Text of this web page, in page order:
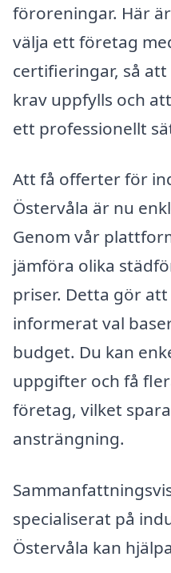
föroreningar. Här
välja ett företag
certifieringar, så
krav uppfylls och
ett professionellt
Att få offerter för
Östervåla är nu
Genom vår
jämföra olika
priser. Detta gör
informerat val
budget. Du kan
uppgifter och få
företag, vilket
ansträngning.
specialiserat på
Östervåla kan